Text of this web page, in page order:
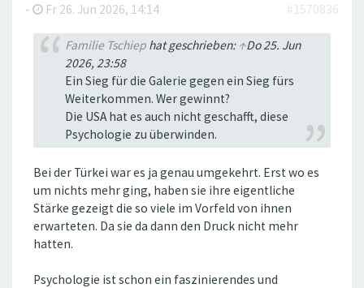
-
Fr 26. Jun 2026, 14:14 #1570836
Familie Tschiephat geschrieben: ↑Do 25. Jun
2026, 23:58
Ein Sieg für die Galerie gegen ein Sieg fürs
Weiterkommen. Wer gewinnt?
Die USA hat es auch nicht geschafft, diese
Psychologie zu überwinden.
Bei der Türkei war es ja genau umgekehrt. Erst wo es
um nichts mehr ging, haben sie ihre eigentliche
Stärke gezeigt die so viele im Vorfeld von ihnen
erwarteten. Da sie da dann den Druck nicht mehr
hatten.
Psychologie ist schon ein faszinierendes und